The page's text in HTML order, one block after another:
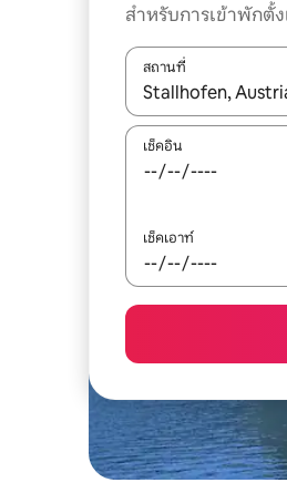
สำหรับการเข้าพักตั้ง
สถานที่
ใช้ลูกศรขึ้นลง หรือใ
เช็คอิน
เช็คเอาท์